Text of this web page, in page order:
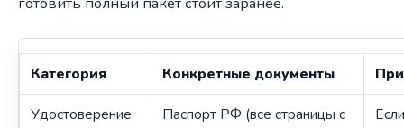
Категория Конкретные документы
Удостоверение
Паспорт РФ (все страницы с